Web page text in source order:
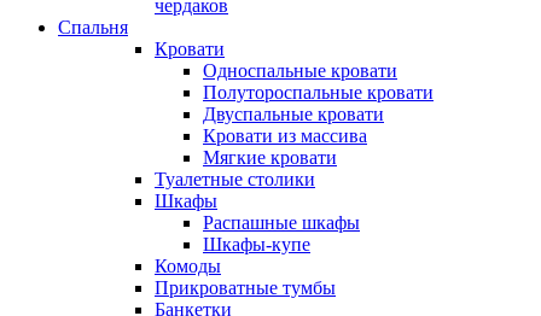
чердаков
Спальня
Кровати
Односпальные кровати
Полутороспальные кровати
Двуспальные кровати
Кровати из массива
Мягкие кровати
Туалетные столики
Шкафы
Распашные шкафы
Шкафы-купе
Комоды
Прикроватные тумбы
Банкетки